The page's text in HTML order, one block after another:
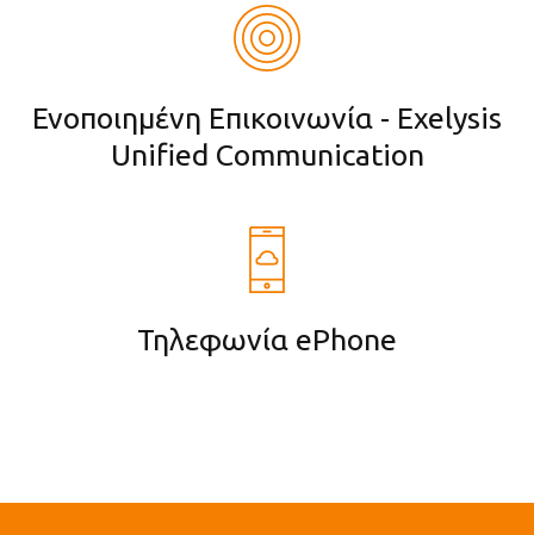
Ενοποιημένη Επικοινωνία - Exelysis
Unified Communication
Τηλεφωνία ePhone